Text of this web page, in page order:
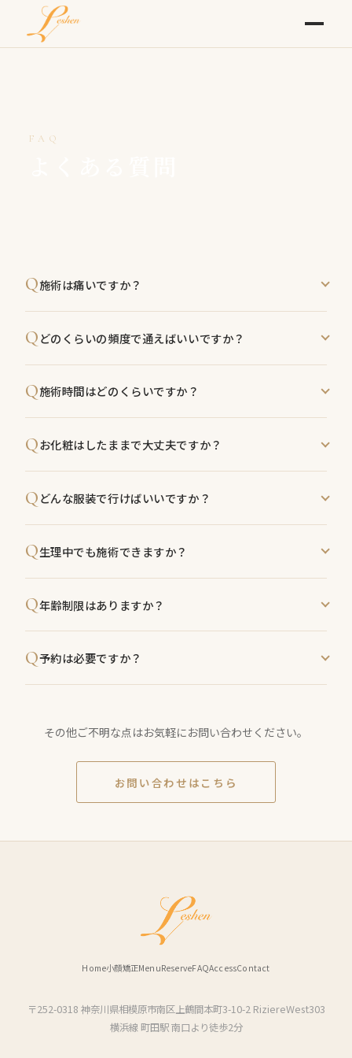
FAQ
Q施術は痛いですか？
め、お客様の状態を確認しながら施術を進めておりま
す。
Qどのくらいの頻度で通えばいいですか？
ペース、定着後は月1回のペースをおすすめしていま
す。
Q施術時間はどのくらいですか？
※お化粧落とし・お着替えは施術時間に含まれないた
め、時間いっぱい施術いたします。
Qお化粧はしたままで大丈夫ですか？
ますので、ご了承ください。
※お化粧落としは当店でご用意しております。施術後
はパウダールームでお直しいただけます。
Qどんな服装で行けばいいですか？
ておりますので、お仕事帰りにもお気軽にお越しくだ
さい。
Q生理中でも施術できますか？
相談ください。
Q年齢制限はありますか？
Q予約は必要ですか？
その他ご不明な点はお気軽にお問い合わせください。
お問い合わせはこちら
Home小顔矯正MenuReserveFAQAccessContact
〒252-0318 神奈川県相模原市南区上鶴間本町3-10-2 RiziereWest303
横浜線 町田駅 南口より徒歩2分